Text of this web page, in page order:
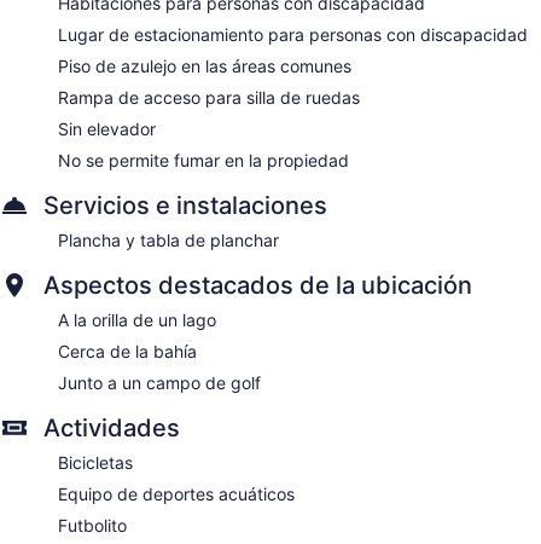
Lugar de estacionamiento para personas con discapacidad
Piso de azulejo en las áreas comunes
Rampa de acceso para silla de ruedas
Sin elevador
No se permite fumar en la propiedad
Servicios e instalaciones
Plancha y tabla de planchar
Aspectos destacados de la ubicación
A la orilla de un lago
Cerca de la bahía
Junto a un campo de golf
Actividades
Bicicletas
Equipo de deportes acuáticos
Futbolito